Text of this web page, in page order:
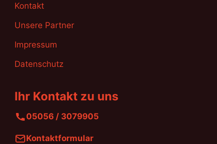
Kontakt
Unsere Partner
Impressum
Datenschutz
Ihr Kontakt zu uns
05056 / 3079905
Kontaktformular